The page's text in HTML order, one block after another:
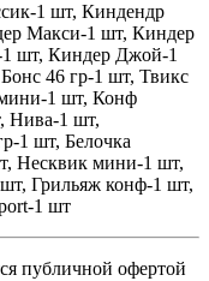
1 шт, Киндендр
Макси-1 шт, Киндер
шт, Киндер Джой-1
46 гр-1 шт, Твикс
1 шт, Конф
Нива-1 шт,
1 шт, Белочка
Несквик мини-1 шт,
Грильяж конф-1 шт,
1 шт
публичной офертой